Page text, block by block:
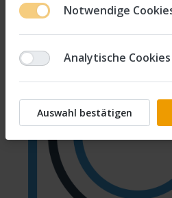
Notwendige
Analytische Cookies
Auswahl bestätigen